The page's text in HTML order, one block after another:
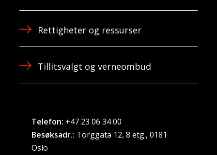
Rettigheter og ressurser
Tillitsvalgt og verneombud
Telefon: +47 23 06 34 00
Besøksadr.: Torggata 12, 8 etg., 0181
Oslo